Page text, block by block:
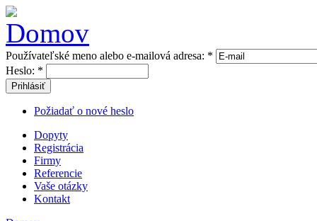
Používateľské meno alebo e-mailová adresa: *
Heslo: *
Prihlásiť
Požiadať o nové heslo
Dopyty
Registrácia
Firmy
Referencie
Vaše otázky
Kontakt